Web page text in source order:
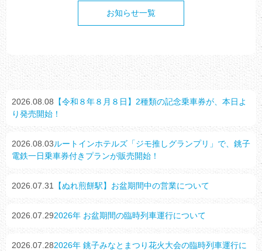
お知らせ一覧
2026.08.08 【令和８年８月８日】2種類の記念乗車券が、本日よ
り発売開始！
2026.08.03ルートインホテルズ「ジモ推しグランプリ」で、銚子
電鉄一日乗車券付きプランが販売開始！
2026.07.31 【ぬれ煎餅駅】お盆期間中の営業について
2026.07.292026年 お盆期間の臨時列車運行について
2026.07.282026年 銚子みなとまつり花火大会の臨時列車運行に